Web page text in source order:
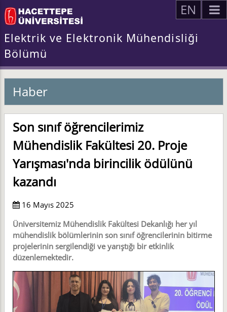
EN
Elektrik ve Elektronik Mühendisliği
Bölümü
Haber
Son sınıf öğrencilerimiz
Mühendislik Fakültesi 20. Proje
Yarışması'nda birincilik ödülünü
kazandı
16 Mayıs 2025
Üniversitemiz Mühendislik Fakültesi Dekanlığı her yıl
mühendislik bölümlerinin son sınıf öğrencilerinin bitirme
projelerinin sergilendiği ve yarıştığı bir etkinlik
düzenlemektedir.